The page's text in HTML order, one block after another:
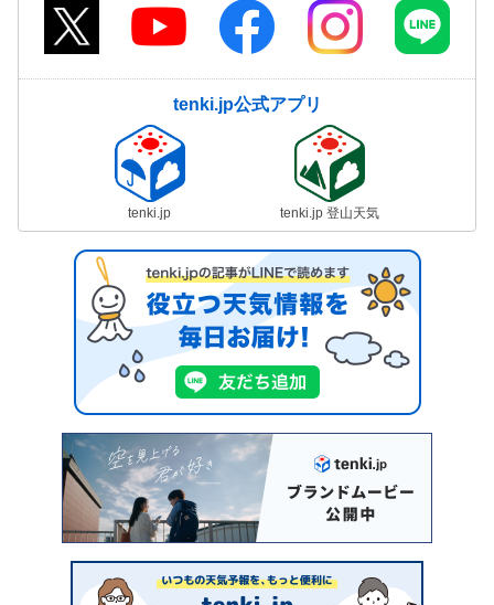
tenki.jp公式アプリ
tenki.jp tenki.jp 登山天気